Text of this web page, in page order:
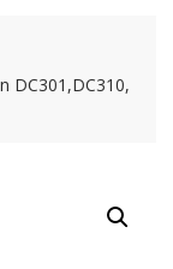
DC301,DC310,